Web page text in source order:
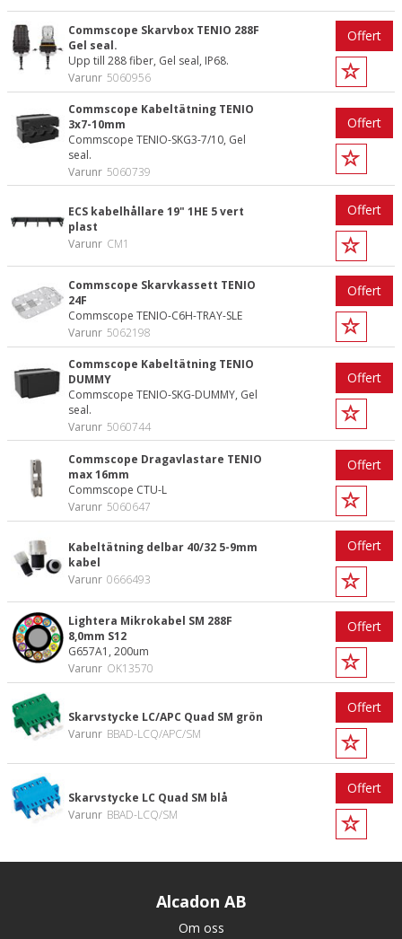
Commscope Skarvbox TENIO 288F
Gel seal.
Upp till 288 fiber, Gel seal, IP68.
Varunr 5060956
Offert
Commscope Kabeltätning TENIO
3x7-10mm
Commscope TENIO-SKG3-7/10, Gel
seal.
Varunr 5060739
Offert
ECS kabelhållare 19" 1HE 5 vert
plast
Varunr CM1
Offert
Commscope Skarvkassett TENIO
24F
Commscope TENIO-C6H-TRAY-SLE
Varunr 5062198
Offert
Commscope Kabeltätning TENIO
DUMMY
Commscope TENIO-SKG-DUMMY, Gel
seal.
Varunr 5060744
Offert
Commscope Dragavlastare TENIO
max 16mm
Commscope CTU-L
Varunr 5060647
Offert
Kabeltätning delbar 40/32 5-9mm
kabel
Varunr 0666493
Offert
Lightera Mikrokabel SM 288F
8,0mm S12
G657A1, 200um
Varunr OK13570
Offert
Skarvstycke LC/APC Quad SM grön
Varunr BBAD-LCQ/APC/SM
Offert
Skarvstycke LC Quad SM blå
Varunr BBAD-LCQ/SM
Offert
Alcadon AB
Om oss